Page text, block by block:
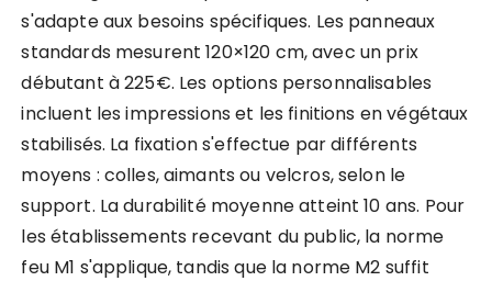
s'adapte aux besoins spécifiques. Les panneaux
standards mesurent 120×120 cm, avec un prix
débutant à 225€. Les options personnalisables
incluent les impressions et les finitions en végétaux
stabilisés. La fixation s'effectue par différents
moyens : colles, aimants ou velcros, selon le
support. La durabilité moyenne atteint 10 ans. Pour
les établissements recevant du public, la norme
feu M1 s'applique, tandis que la norme M2 suffit